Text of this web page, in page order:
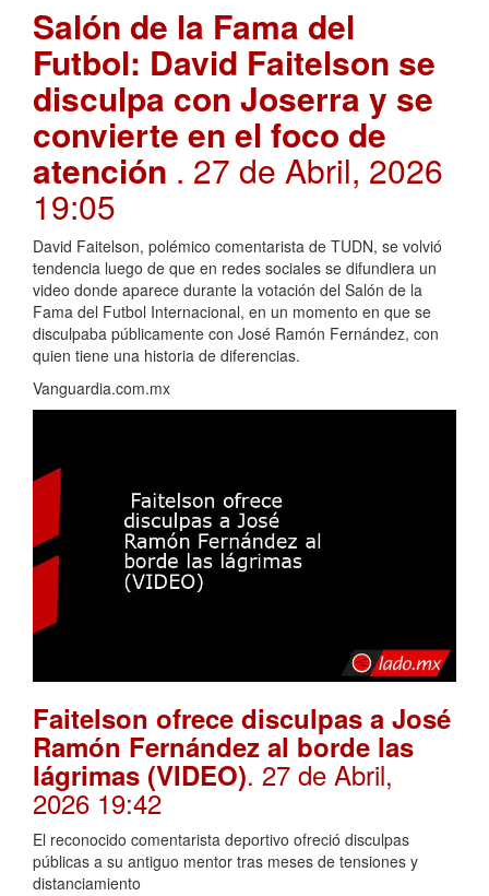
Salón de la Fama del
Futbol: David Faitelson se
disculpa con Joserra y se
convierte en el foco de
atención . 27 de Abril, 2026
19:05
David Faitelson, polémico comentarista de TUDN, se volvió
tendencia luego de que en redes sociales se difundiera un
video donde aparece durante la votación del Salón de la
Fama del Futbol Internacional, en un momento en que se
disculpaba públicamente con José Ramón Fernández, con
quien tiene una historia de diferencias.
Vanguardia.com.mx
Faitelson ofrece disculpas a José
Ramón Fernández al borde las
lágrimas (VIDEO). 27 de Abril,
2026 19:42
El reconocido comentarista deportivo ofreció disculpas
públicas a su antiguo mentor tras meses de tensiones y
distanciamiento